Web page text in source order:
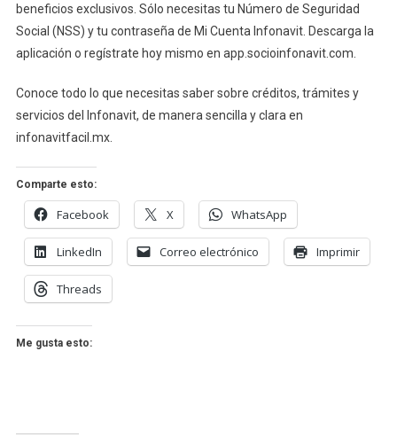
beneficios exclusivos. Sólo necesitas tu Número de Seguridad
Social (NSS) y tu contraseña de Mi Cuenta Infonavit. Descarga la
aplicación o regístrate hoy mismo en app.socioinfonavit.com.
Conoce todo lo que necesitas saber sobre créditos, trámites y
servicios del Infonavit, de manera sencilla y clara en
infonavitfacil.mx.
Comparte esto:
Facebook X WhatsApp
LinkedIn Correo electrónico Imprimir
Threads
Me gusta esto: